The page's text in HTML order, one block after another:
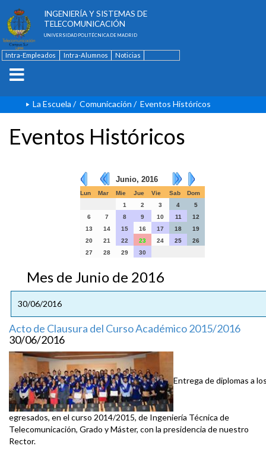
INGENIERÍA Y SISTEMAS DE
TELECOMUNICACIÓN
UNIVERSIDAD POLITÉCNICA DE MADRID
Intra-Empleados Intra-Alumnos
Noticias
La Escuela / Comunicación / Eventos Históricos
Eventos Históricos
Junio, 2016
Lun Mar Mie Jue Vie Sab
Dom
1
2 3 4
5
6
7 8 9 10 11
12
13
14 15 16 17 18
19
20
21 22 23 24 25
26
27
28 29 30
Mes de Junio de 2016
30/06/2016
Acto de Clausura del Curso Académico 2015/2016
30/06/2016
Entrega de diplomas a
egresados, en el curso 2014/2015, de Ingeniería Técnica de
Telecomunicación, Grado y Máster, con la presidencia de nuestro
Rector.